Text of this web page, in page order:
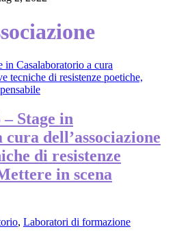
– Stage in
dell’associazione
di resistenze
in scena
, Laboratori di formazione